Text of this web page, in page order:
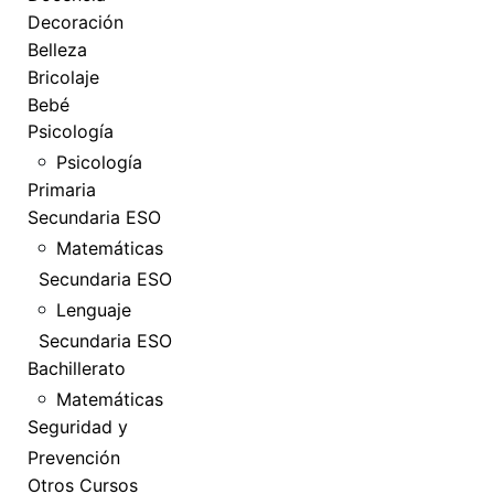
Decoración
Belleza
Bricolaje
Bebé
Psicología
Psicología
Primaria
Secundaria ESO
Matemáticas
Secundaria ESO
Lenguaje
Secundaria ESO
Bachillerato
Matemáticas
Seguridad y
Prevención
Otros Cursos